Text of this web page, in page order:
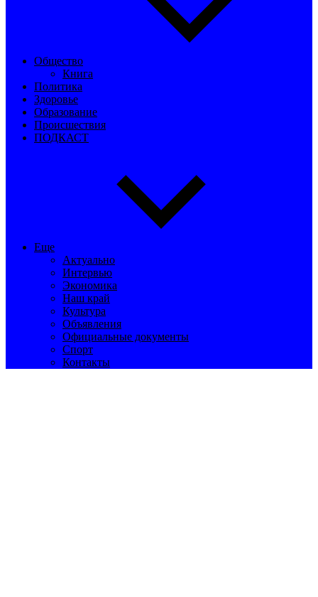
Общество
Книга
Политика
Здоровье
Образование
Происшествия
ПОДКАСТ
Еще
Актуально
Интервью
Экономика
Наш край
Культура
Объявления
Официальные документы
Спорт
Контакты